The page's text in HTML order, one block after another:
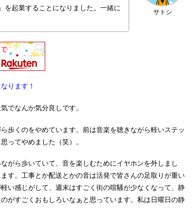
サトシ
を起業することになりました。一緒に
ります！
でなんか気分良しです。
歩くのをやめています。前は音楽を聴きながら軽いステッ
ってやめました（笑）。
がら歩いていて、音を楽しむためにイヤホンを外しまし
す。工事とか配送とかの音は活発で皆さんの足取りが重い
い感じがして、週末はすごく街の喧騒が少なくなって、静
がすごくおもしろいなぁと思っています。私は日曜日の静